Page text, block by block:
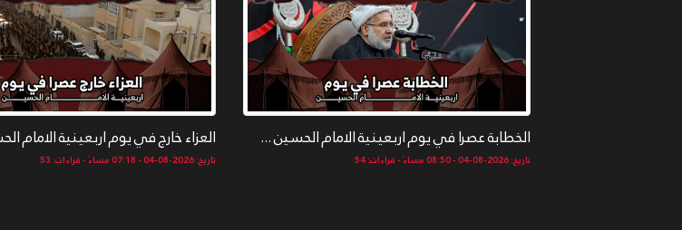
الخطابة عصرا في يوم اربعينية الامام الحسين ...
تاريخ: 2026-08-04 - 08:50 مساءً - قراءات: 54
العزاء خارج في يوم اربعينية الامام
تاريخ: 2026-08-04 - 07:18 مساءً - قراءات: 53